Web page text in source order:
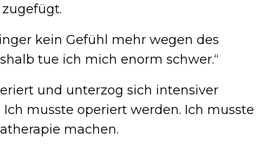
kein Gefühl mehr wegen des
tue ich mich enorm schwer.“
und unterzog sich intensiver
musste operiert werden. Ich musste
machen.